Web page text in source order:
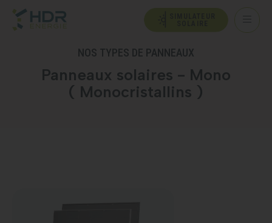
NOS TYPES DE PANNEAUX
Panneaux solaires - Mono
( Monocristallins )